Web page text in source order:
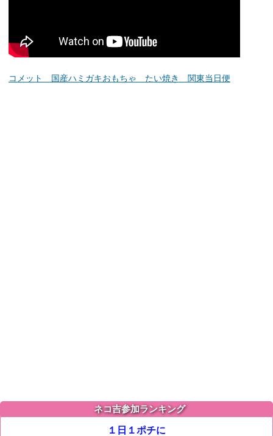
コメット 国産ハミガキおもちゃ たい焼き 関東当日便
ネコ吉参加ランキング
１日１ポチに